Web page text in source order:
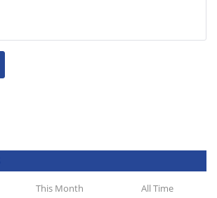
This Month All Time